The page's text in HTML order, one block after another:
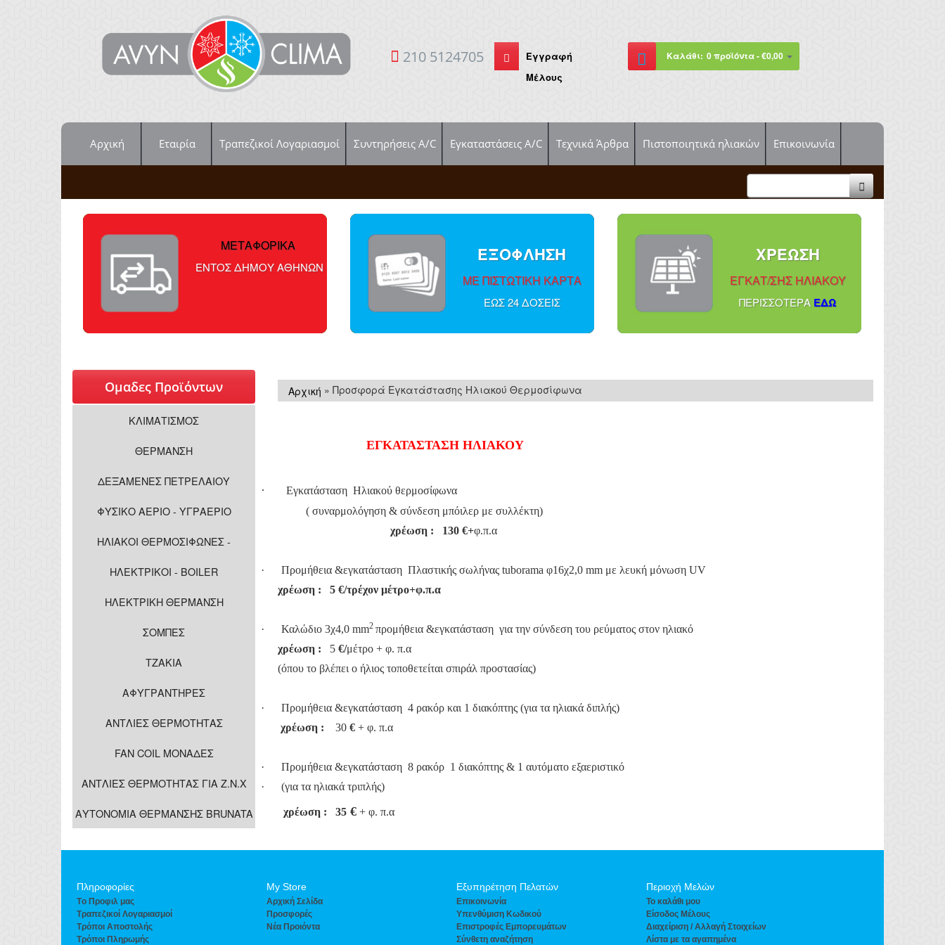
210 5124705
Εγγραφή
Μέλους
Καλάθι: 0 προϊόντα - €0,00
Αρχική Εταιρία Τραπεζικοί Λογαριασμοί Συντηρήσεις A/C Εγκαταστάσεις A/C Τεχνικά Άρθρα Πιστοποιητικά ηλιακών Επικοινωνία
ΜΕΤΑΦΟΡΙΚΑ
ΕΝΤΟΣ ΔΗΜΟΥ ΑΘΗΝΩΝ
ΕΞΟΦΛΗΣΗ
ΜΕ ΠΙΣΤΩΤΙΚΗ ΚΑΡΤΑ
ΕΩΣ 24 ΔΟΣΕΙΣ
ΧΡΕΩΣΗ
ΕΓΚΑΤ/ΣΗΣ ΗΛΙΑΚΟΥ
ΠΕΡΙΣΣOΤΕΡΑ ΕΔΩ
Oμαδες Προϊόντων
ΚΛΙΜΑΤΙΣΜΟΣ
ΘΕΡΜΑΝΣΗ
ΔΕΞΑΜΕΝΕΣ ΠΕΤΡΕΛΑΙΟΥ
ΦΥΣΙΚΟ ΑΕΡΙΟ - ΥΓΡΑΕΡΙΟ
ΗΛΙΑΚΟΙ ΘΕΡΜΟΣΙΦΩΝΕΣ -
ΗΛΕΚΤΡΙΚΟΙ - BOILER
ΗΛΕΚΤΡΙΚΗ ΘΕΡΜΑΝΣΗ
ΣΟΜΠΕΣ
ΤΖΑΚΙΑ
ΑΦΥΓΡΑΝΤΗΡΕΣ
ΑΝΤΛΙΕΣ ΘΕΡΜΟΤΗΤΑΣ
FAN COIL ΜΟΝΑΔΕΣ
ΑΝΤΛΙΕΣ ΘΕΡΜΟΤΗΤΑΣ ΓΙΑ Ζ.Ν.Χ
ΑΥΤΟΝΟΜΙΑ ΘΕΡΜΑΝΣΗΣ BRUNATA
Αρχική » Προσφορά Εγκατάστασης Ηλιακού Θερμοσίφωνα
ΕΓΚΑΤΑΣΤΑΣΗ ΗΛΙΑΚΟΥ
·
Εγκατάσταση Ηλιακού θερμοσίφωνα
( συναρμολόγηση & σύνδεση μπόιλερ με συλλέκτη)
χρέωση : 130€+φ.π.α
· Προμήθεια &εγκατάσταση Πλαστικής σωλήνας tuborama φ16χ2,0 mm με λευκή μόνωση UV
χρέωση : 5€/τρέχον μέτρο+φ.π.α
· Καλώδιο 3χ4,0 mm2 προμήθεια &εγκατάσταση για την σύνδεση του ρεύματος στον ηλιακό
χρέωση : 5€/μέτρο + φ. π.α
(όπου το βλέπει ο ήλιος τοποθετείται σπιράλ προστασίας)
·
Προμήθεια &εγκατάσταση 4 ρακόρ και 1 διακόπτης (για τα ηλιακά διπλής)
χρέωση : 30€+ φ. π.α
·
Προμήθεια &εγκατάσταση 8 ρακόρ 1 διακόπτης & 1 αυτόματο εξαεριστικό
·
(για τα ηλιακά τριπλής)
χρέωση : 35€+ φ. π.α
Πληροφορίες
Tο Προφιλ μας
Τραπεζικοί Λογαριασμοί
Τρόποι Αποστολής
Τρόποι Πληρωμής
Μy Store
Aρχική Σελίδα
Προσφορές
Νέα Προιόντα
Εξυπηρέτηση Πελατών
Eπικοινωνία
Yπενθύμιση Κωδικού
Επιστροφές Εμπορευμάτων
Σύνθετη αναζήτηση
Περιοχή Mελών
To καλάθι μου
Eίσοδος Μέλους
Διαχείριση / Aλλαγή Στοιχείων
Λίστα με τα αγαπημένα